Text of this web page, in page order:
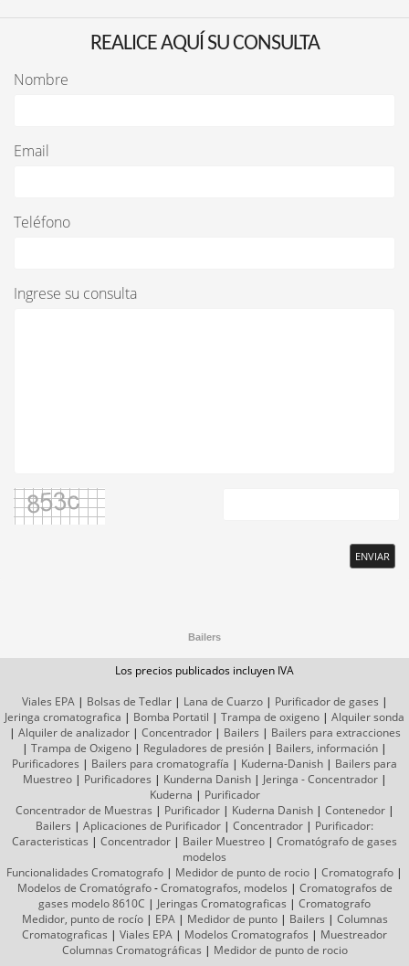
REALICE AQUÍ SU CONSULTA
Nombre
Email
Teléfono
Ingrese su consulta
ENVIAR
Bailers
Los precios publicados incluyen IVA
Viales EPA| Bolsas de Tedlar| Lana de Cuarzo| Purificador de gases |
Jeringa cromatografica | Bomba Portatil | Trampa de oxigeno | Alquiler sonda
| Alquiler de analizador| Concentrador| Bailers | Bailers para extracciones
| Trampa de Oxigeno | Reguladores de presión | Bailers, información |
Purificadores | Bailers para cromatografía | Kuderna-Danish | Bailers para
Muestreo| Purificadores | Kunderna Danish| Jeringa - Concentrador|
Kuderna | Purificador
Concentrador de Muestras | Purificador| Kuderna Danish| Contenedor|
Bailers | Aplicaciones de Purificador | Concentrador | Purificador:
Caracteristicas | Concentrador | Bailer Muestreo | Cromatógrafode gases
modelos
Funcionalidades Cromatografo | Medidor de punto de rocio | Cromatografo |
Modelos de Cromatógrafo-Cromatografos, modelos | Cromatografos de
gases modelo 8610C | Jeringas Cromatograficas | Cromatografo
Medidor, punto de rocío| EPA| Medidor de punto| Bailers | Columnas
Cromatograficas | Viales EPA | Modelos Cromatografos | Muestreador
Columnas Cromatográficas | Medidor de punto de rocio